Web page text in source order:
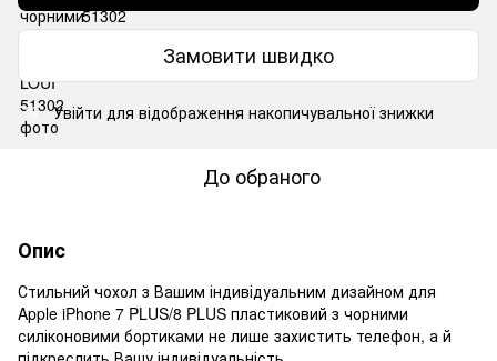
Замовити швидко
% Увійти для відображення накопичувальної знижки
До обраного
Опис
Стильний чохол з Вашим індивідуальним дизайном для
Apple iPhone 7 PLUS/8 PLUS пластиковий з чорними
силіконовими бортиками не лише захистить телефон, а й